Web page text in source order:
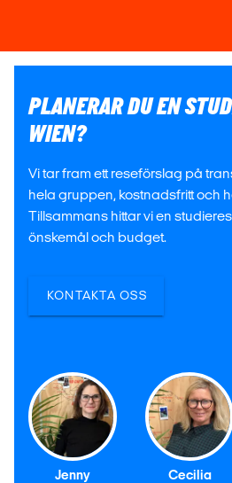
PLANERAR DU EN
WIEN?
Vi tar fram ett reseförslag på
hela gruppen, kostnadsfritt och
Tillsammans hittar vi en
önskemål och budget.
KONTAKTA OSS
Jenny Cecilia